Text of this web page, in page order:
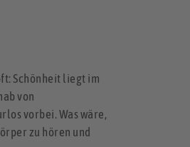
Schönheit liegt im
von
vorbei. Was wäre,
zu hören und